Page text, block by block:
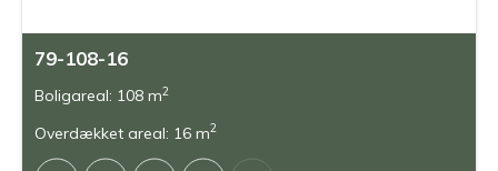
79-108-16
Boligareal: 108 m2
Overdækket areal: 16 m2